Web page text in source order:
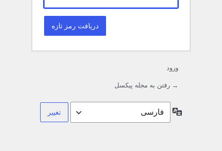
ورود
→ رفتن به مجله پیکسل
زبان